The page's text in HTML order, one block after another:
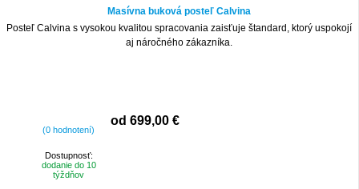
Masívna buková posteľ Calvina
Posteľ Calvina s vysokou kvalitou spracovania zaisťuje štandard, ktorý uspokojí
aj náročného zákazníka.
(0 hodnotení)
Dostupnosť:
dodanie do 10
týždňov
od 699,00 €